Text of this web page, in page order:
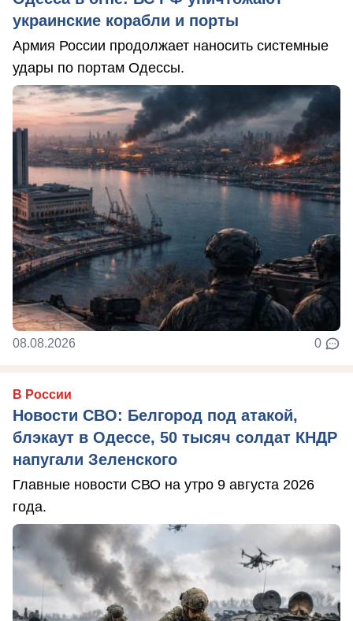
украинские корабли и порты
Армия России продолжает наносить системные
удары по портам Одессы.
08.08.2026 0
В России
Новости СВО: Белгород под атакой,
блэкаут в Одессе, 50 тысяч солдат КНДР
напугали Зеленского
Главные новости СВО на утро 9 августа 2026
года.